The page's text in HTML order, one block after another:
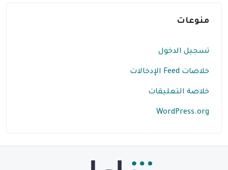
منوعات
تسجيل الدخول
خلاصات Feed الإدخالات
خلاصة التعليقات
WordPress.org